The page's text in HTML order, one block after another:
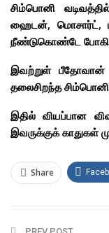
சிம்பொனி
ஹைடன், மொசார்ட்,
நீண்டுகொண்டே
இவற்றுள் பீதோவான்
தலைசிறந்த சிம்பொனி
இதில் வியப்பான
இவருக்குக் காதுகள்
Share